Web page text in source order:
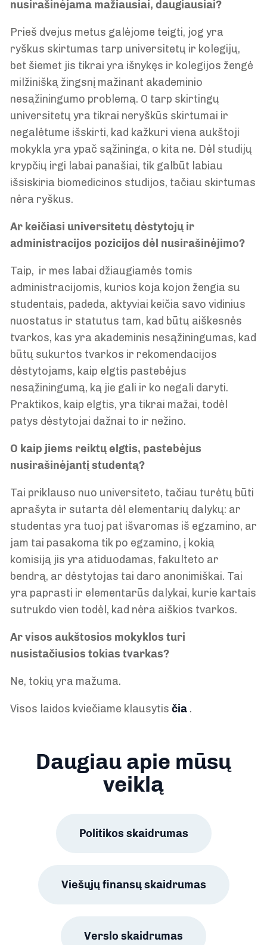
nusirašinėjama mažiausiai, daugiausiai?
Prieš dvejus metus galėjome teigti, jog yra
ryškus skirtumas tarp universitetų ir kolegijų,
bet šiemet jis tikrai yra išnykęs ir kolegijos žengė
milžinišką žingsnį mažinant akademinio
nesąžiningumo problemą. O tarp skirtingų
universitetų yra tikrai neryškūs skirtumai ir
negalėtume išskirti, kad kažkuri viena aukštoji
mokykla yra ypač sąžininga, o kita ne. Dėl studijų
krypčių irgi labai panašiai, tik galbūt labiau
išsiskiria biomedicinos studijos, tačiau skirtumas
nėra ryškus.
Ar keičiasi universitetų dėstytojų ir
administracijos pozicijos dėl nusirašinėjimo?
Taip, ir mes labai džiaugiamės tomis
administracijomis, kurios koja kojon žengia su
studentais, padeda, aktyviai keičia savo vidinius
nuostatus ir statutus tam, kad būtų aiškesnės
tvarkos, kas yra akademinis nesąžiningumas, kad
būtų sukurtos tvarkos ir rekomendacijos
dėstytojams, kaip elgtis pastebėjus
nesąžiningumą, ką jie gali ir ko negali daryti.
Praktikos, kaip elgtis, yra tikrai mažai, todėl
patys dėstytojai dažnai to ir nežino.
O kaip jiems reiktų elgtis, pastebėjus
nusirašinėjantį studentą?
Tai priklauso nuo universiteto, tačiau turėtų būti
aprašyta ir sutarta dėl elementarių dalykų: ar
studentas yra tuoj pat išvaromas iš egzamino, ar
jam tai pasakoma tik po egzamino, į kokią
komisiją jis yra atiduodamas, fakulteto ar
bendrą, ar dėstytojas tai daro anonimiškai. Tai
yra paprasti ir elementarūs dalykai, kurie kartais
sutrukdo vien todėl, kad nėra aiškios tvarkos.
Ar visos aukštosios mokyklos turi
nusistačiusios tokias tvarkas?
Ne, tokių yra mažuma.
Visos laidos kviečiame klausytis čia .
Daugiau apie mūsų
veiklą
Politikos skaidrumas
Viešųjų finansų skaidrumas
Verslo skaidrumas